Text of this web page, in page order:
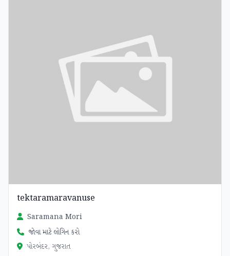
tektaramaravanuse
Saramana Mori
જોવા માટે લોગિન કરો
પોરબંદર, ગુજરાત